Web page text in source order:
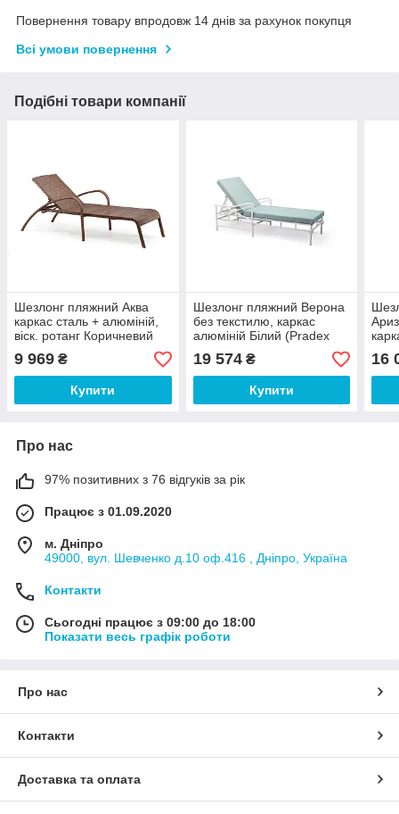
Повернення товару впродовж 14 днів за рахунок покупця
Всі умови повернення
Подібні товари компанії
Шезлонг пляжний Аква
каркас сталь + алюміній,
віск. ротанг Коричневий
плетіння L12, A01,
195х70х85 см (Pradex ТМ)
9 969 ₴
Купити
Шезлонг пляжний Верона
без текстилю, каркас
алюміній Білий (Pradex
ТМ)
19 574₴
Купити
16
Про нас
97% позитивних з 76 відгуків за рік
Працює з 01.09.2020
м. Дніпро
49000, вул. Шевченко д.10 оф.416 , Дніпро, Україна
Контакти
Сьогодні працює з 09:00 до 18:00
Показати весь графік роботи
Про нас
Контакти
Доставка та оплата